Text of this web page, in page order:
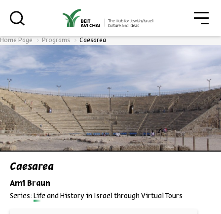
Home Page Programs Caesarea
Caesarea
Ami Braun
Series: Life and History in Israel through Virtual Tours
Always be in the know about
BEIT AVI CHAI’s programs!
Register